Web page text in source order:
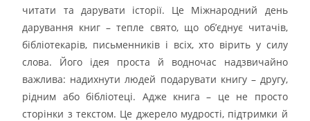
читати та дарувати історії. Це Міжнародний день
дарування книг – тепле свято, що об’єднує читачів,
бібліотекарів, письменників і всіх, хто вірить у силу
слова. Його ідея проста й водночас надзвичайно
важлива: надихнути людей подарувати книгу – другу,
рідним або бібліотеці. Адже книга – це не просто
сторінки з текстом. Це джерело мудрості, підтримки й